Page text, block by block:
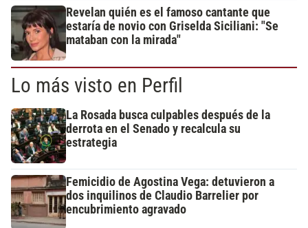
Revelan quién es el famoso cantante que
estaría de novio con Griselda Siciliani: "Se
mataban con la mirada"
Lo más visto en Perfil
La Rosada busca culpables después de la
derrota en el Senado y recalcula su
estrategia
Femicidio de Agostina Vega: detuvieron a
dos inquilinos de Claudio Barrelier por
encubrimiento agravado